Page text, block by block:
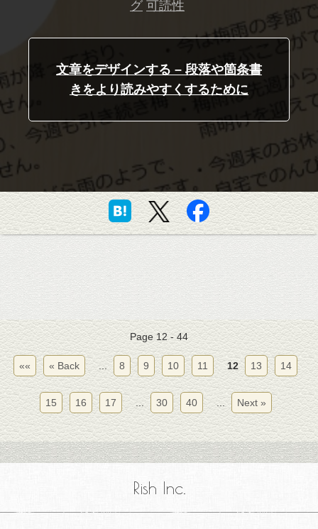
グ 可読性
文章をデザインする – 段落や箇条書
きをより読みやすくするために
Page 12 - 44
«« « Back ... 8 9 10 11 12 13 14
15 16 17 ... 30 40 ... Next »
Rish Inc.